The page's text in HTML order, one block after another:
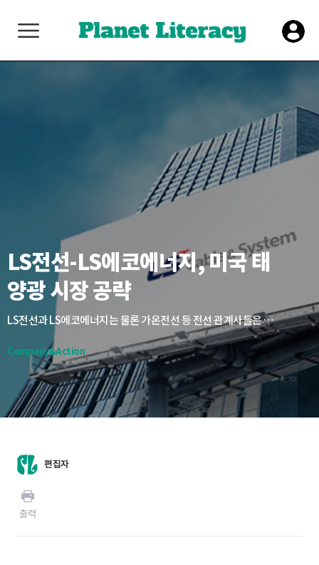
LS전선-LS에코에너지, 미국 태
양광 시장 공략
LS전선과 LS에코에너지는 물론 가온전선 등 전선 관계사들은 원자재 품질과 공급망 안정성을 고려해 중국산 알루미늄과 구리를 사용하지 않는다며, 태양광뿐만 아니라 다양한 전력 인프라 사업으로 시장을 확대해 나갈 계획이라고 밝혔다.
Company&Action
편집자
출력